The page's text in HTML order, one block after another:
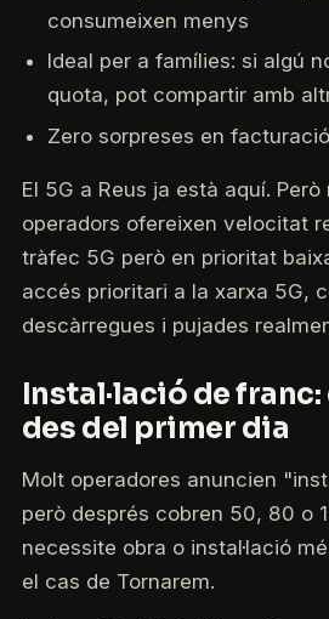
consumeixen menys
Ideal per a famílies: si algú
quota, pot compartir amb
Zero sorpreses en facturació
El 5G a Reus ja està aquí.
operadors ofereixen velocitat
tràfec 5G però en prioritat
accés prioritari a la xarxa 5G,
descàrregues i pujades
Instal·lació de
des del primer dia
Molt operadores anuncien
però després cobren 50, 80 o
necessite obra o instal·lació
el cas de Tornarem.